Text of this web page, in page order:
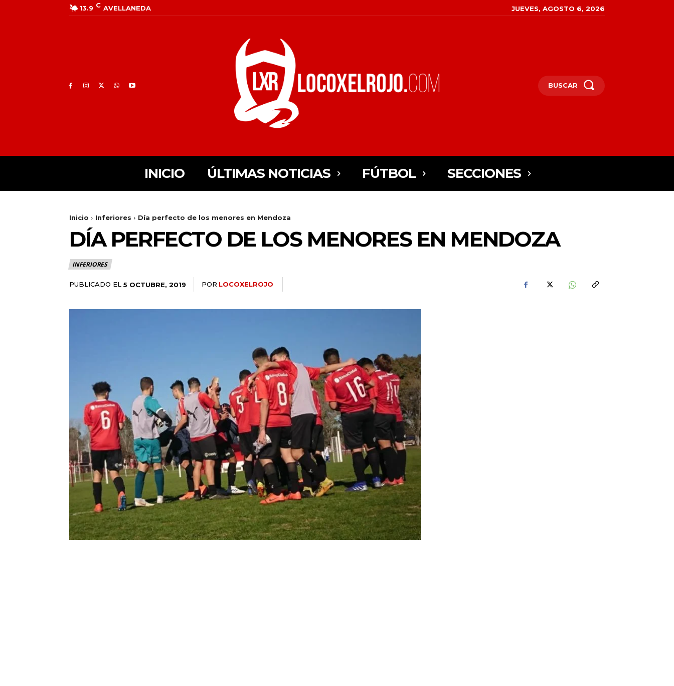
13.9 C AVELLANEDA JUEVES, AGOSTO 6, 2026
BUSCAR
INICIO ÚLTIMAS NOTICIAS FÚTBOL SECCIONES
Inicio Inferiores Día perfecto de los menores en Mendoza
DÍA PERFECTO DE LOS MENORES EN MENDOZA
INFERIORES
PUBLICADO EL 5 OCTUBRE, 2019 POR LOCOXELROJO